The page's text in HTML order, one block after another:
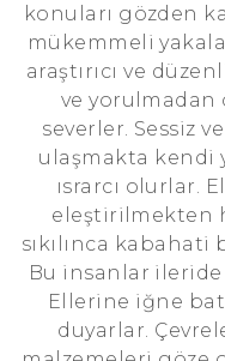
konuları gözden
mükemmeli
araştırıcı ve
ve yorulmadan
severler. Sessiz
ulaşmakta kendi
ısrarcı olurlar.
eleştirilmekten
sıkılınca kabahati
Bu insanlar
Ellerine iğne
duyarlar.